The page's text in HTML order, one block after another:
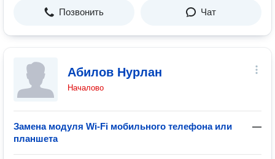
Позвонить Чат
Абилов Нурлан
Началово
Замена модуля Wi-Fi мобильного телефона или
планшета
—